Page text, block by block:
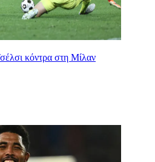
κόντρα στη Μίλαν